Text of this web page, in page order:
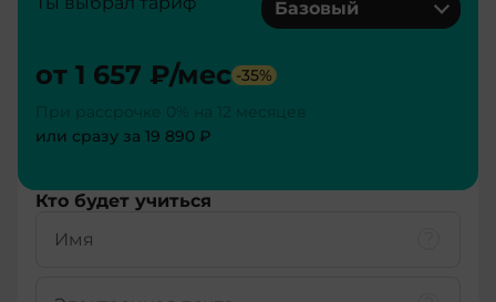
Базовый
от 1 657 ₽/мес -35%
При рассрочке 0% на 12 месяцев
или сразу за 19 890 ₽
Кто будет учиться